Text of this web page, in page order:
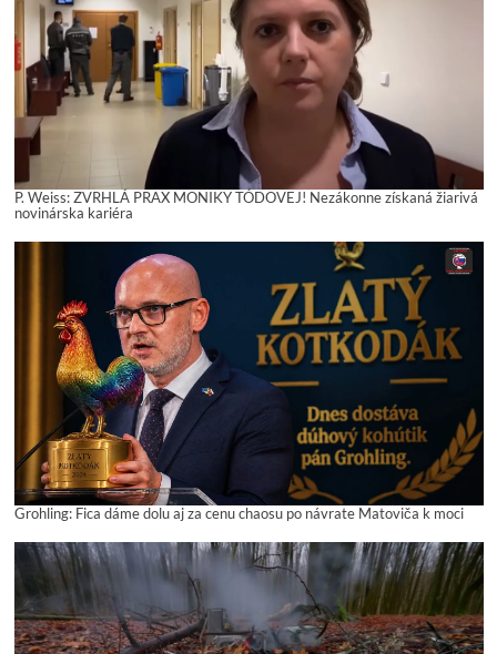
P. Weiss: ZVRHLÁ PRAX MONIKY TÓDOVEJ! Nezákonne získaná žiarivá
novinárska kariéra
Grohling: Fica dáme dolu aj za cenu chaosu po návrate Matoviča k moci